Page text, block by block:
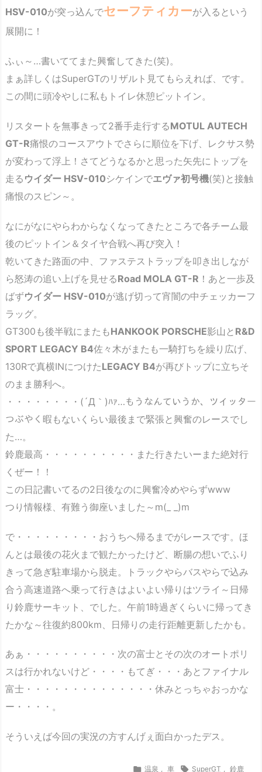
HSV-010が突っ込んでセーフティカーが入るという
展開に！
ふぃ～…書いててまた興奮してきた(笑)。
まぁ詳しくはSuperGTのリザルト見てもらえれば、です。
この間に頭冷やしに私もトイレ休憩ピットイン。
リスタートを無事きって2番手走行するMOTUL AUTECH
GT-R痛恨のコースアウトでさらに順位を下げ、レクサス勢
が変わって浮上！さてどうなるかと思った矢先にトップを
走る ウイダー HSV-010シケインでエヴァ初号機(笑)と接触
痛恨のスピン～。
なにがなにやらわからなくなってきたところで各チーム最
後のピットイン＆タイヤ合戦へ再び突入！
乾いてきた路面の中、ファステストラップを叩き出しなが
ら怒涛の追い上げを見せるRoad MOLA GT-R ！あと一歩及
ばずウイダー HSV-010が逃げ切って宵闇の中チェッカーフ
ラッグ。
GT300も後半戦にまたもHANKOOK PORSCHE影山と R&D
SPORT LEGACY B4佐々木がまたも一騎打ちを繰り広げ、
130Rで真横INにつけたLEGACY B4が再びトップに立ちそ
のまま勝利へ。
・・・・・・・・(´Д｀)ﾊｧ…もうなんていうか、ツイッター
つぶやく暇もないくらい最後まで緊張と興奮のレースでし
た…。
鈴鹿最高・・・・・・・・・・また行きたいーまた絶対行
くぜー！！
この日記書いてるの2日後なのに興奮冷めやらずwww
つり情報様、有難う御座いました～m(_ _)m
で・・・・・・・・・おうちへ帰るまでがレースです。ほ
んとは最後の花火まで観たかったけど、断腸の想いでふり
きって急ぎ駐車場から脱走。トラックやらバスやらで込み
合う高速道路へ乗って行きはよいよい帰りはツライ～日帰
り鈴鹿サーキット、でした。午前1時過ぎくらいに帰ってき
たかな～往復約800km、日帰りの走行距離更新したかも。
あぁ・・・・・・・・・・次の富士とその次のオートポリ
スは行かれないけど・・・・もてぎ・・・あとファイナル
富士・・・・・・・・・・・・・・休みとっちゃおっかな
ー・・・・。
そういえば今回の実況の方すんげぇ面白かったデス。
 温泉 , 車  SuperGT , 鈴鹿